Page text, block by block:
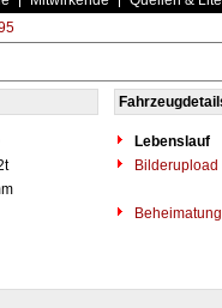
Lebenslauf
Bilderupload